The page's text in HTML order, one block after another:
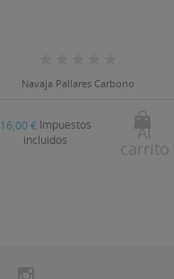
Navaja Pallares Carbono
16,00 € Impuestos
incluidos
Al
carrito